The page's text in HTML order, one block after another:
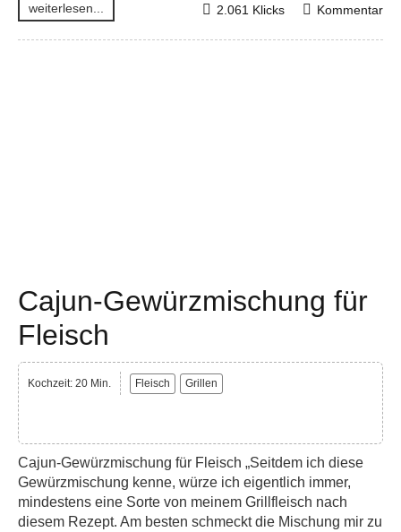
weiterlesen... Kommentar
2.061 Klicks
Cajun-Gewürzmischung für
Fleisch
Kochzeit: 20 Min. Fleisch Grillen
Cajun-Gewürzmischung für Fleisch „Seitdem ich diese
Gewürzmischung kenne, würze ich eigentlich immer,
mindestens eine Sorte von meinem Grillfleisch nach
diesem Rezept. Am besten schmeckt die Mischung mir zu